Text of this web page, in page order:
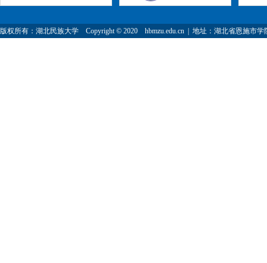
版权所有：湖北民族大学 Copyright © 2020 hbmzu.edu.cn | 地址：湖北省恩施